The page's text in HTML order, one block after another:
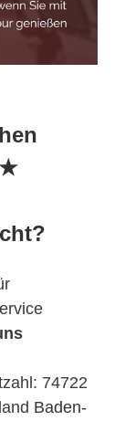
74722
Baden-